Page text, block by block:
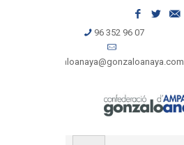
96 352 96 07
gonzaloanaya@gonzaloanaya.com